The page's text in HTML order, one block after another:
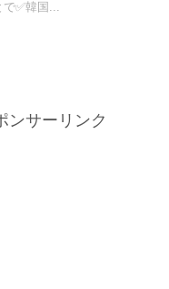
✅韓国...
ンサーリンク